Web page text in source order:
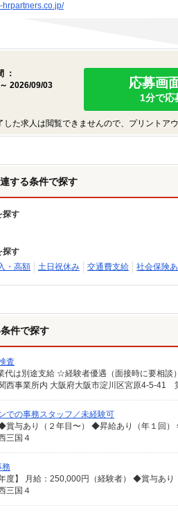
hrpartners.co.jp/
：
2026/09/03
応募画
1分で応
た求人は閲覧できませんので、プリントア
する条件で探す
探す
探す
・高額 土日祝休み 交通費支給 社会保険あ
件で探す
査
は別途支給 ☆経験者優遇（面接時に要相談
西事業所内 大阪府大阪市淀川区宮原4-5-41
での事務スタッフ／未経験可
賞与あり（２年目〜） ◆昇給あり（年１回）
三国４
務
三国４